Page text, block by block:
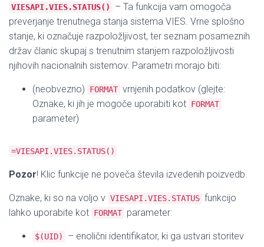
VIESAPI.VIES.STATUS()
– Ta funkcija vam omogoča
preverjanje trenutnega stanja sistema VIES. Vrne splošno
stanje, ki označuje razpoložljivost, ter seznam posameznih
držav članic skupaj s trenutnim stanjem razpoložljivosti
njihovih nacionalnih sistemov. Parametri morajo biti:
(neobvezno) FORMAT vrnjenih podatkov (glejte:
Oznake, ki jih je mogoče uporabiti kot FORMAT
parameter)
=VIESAPI.VIES.STATUS()
Pozor! Klic funkcije ne poveča števila izvedenih poizvedb.
Oznake, ki so na voljo v VIESAPI.VIES.STATUS funkcijo
lahko uporabite kot FORMAT parameter:
$(UID)
– enolični identifikator, ki ga ustvari storitev